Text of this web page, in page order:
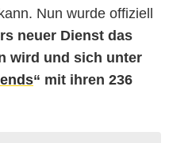
Nun wurde offiziell
neuer Dienst das
wird und sich unter
“ mit ihren 236